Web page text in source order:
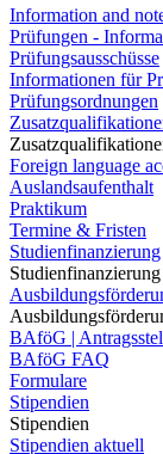
Information and
Prüfungen -
Prüfungsausschüsse
Informationen für
Prüfungsordnungen
Foreign language
Auslandsaufenthalt
Praktikum
Termine & Fristen
Studienfinanzierung
Studienfinanzierung
BAföG |
BAföG FAQ
Formulare
Stipendien
Stipendien
Stipendien aktuell